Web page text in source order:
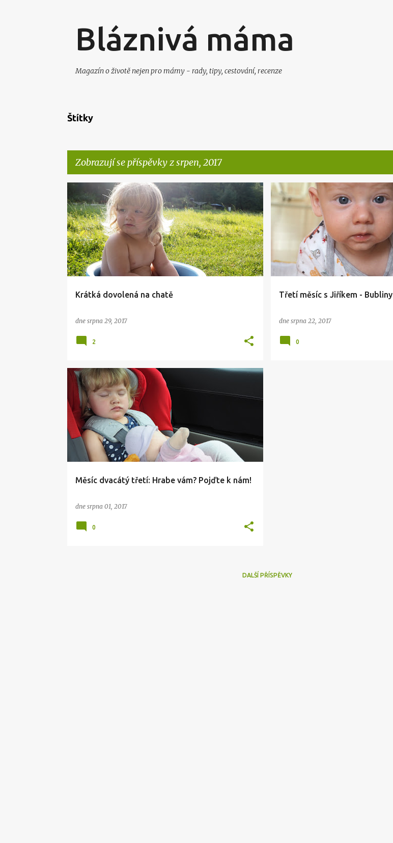
Bláznivá máma
Magazín o životě nejen pro mámy - rady, tipy, cestování, recenze
Štítky
Zobrazují se příspěvky z srpen, 2017
P
ř
í
s
p
ě
Krátká dovolená na chatě
dne srpna 29, 2017
DENÍK PRO JIŘÍKA DENÍK PRO NELU JIŘÍK
PŘÍRODA RODINA TĚHOTENSKÝ DENÍK +
ZE ŽIVOTA
2
Třetí měsíc s Jiříkem - Bubliny
dne srpna 22, 2017
DENÍK PRO JIŘÍKA
0
Měsíc dvacátý třetí: Hrabe vám? Pojďte k nám!
dne srpna 01, 2017
DENÍK PRO NELU
0
DALŠÍ PŘÍSPĚVKY